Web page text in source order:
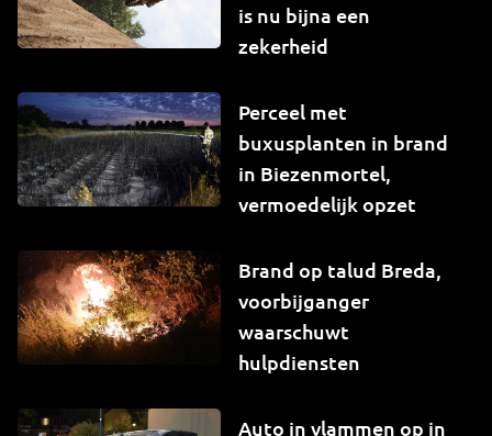
is nu bijna een
zekerheid
Perceel met
buxusplanten in brand
in Biezenmortel,
vermoedelijk opzet
Brand op talud Breda,
voorbijganger
waarschuwt
hulpdiensten
Auto in vlammen op in